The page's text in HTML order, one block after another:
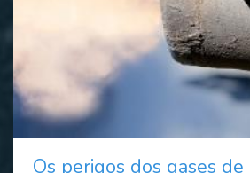
Os perigos dos gases de